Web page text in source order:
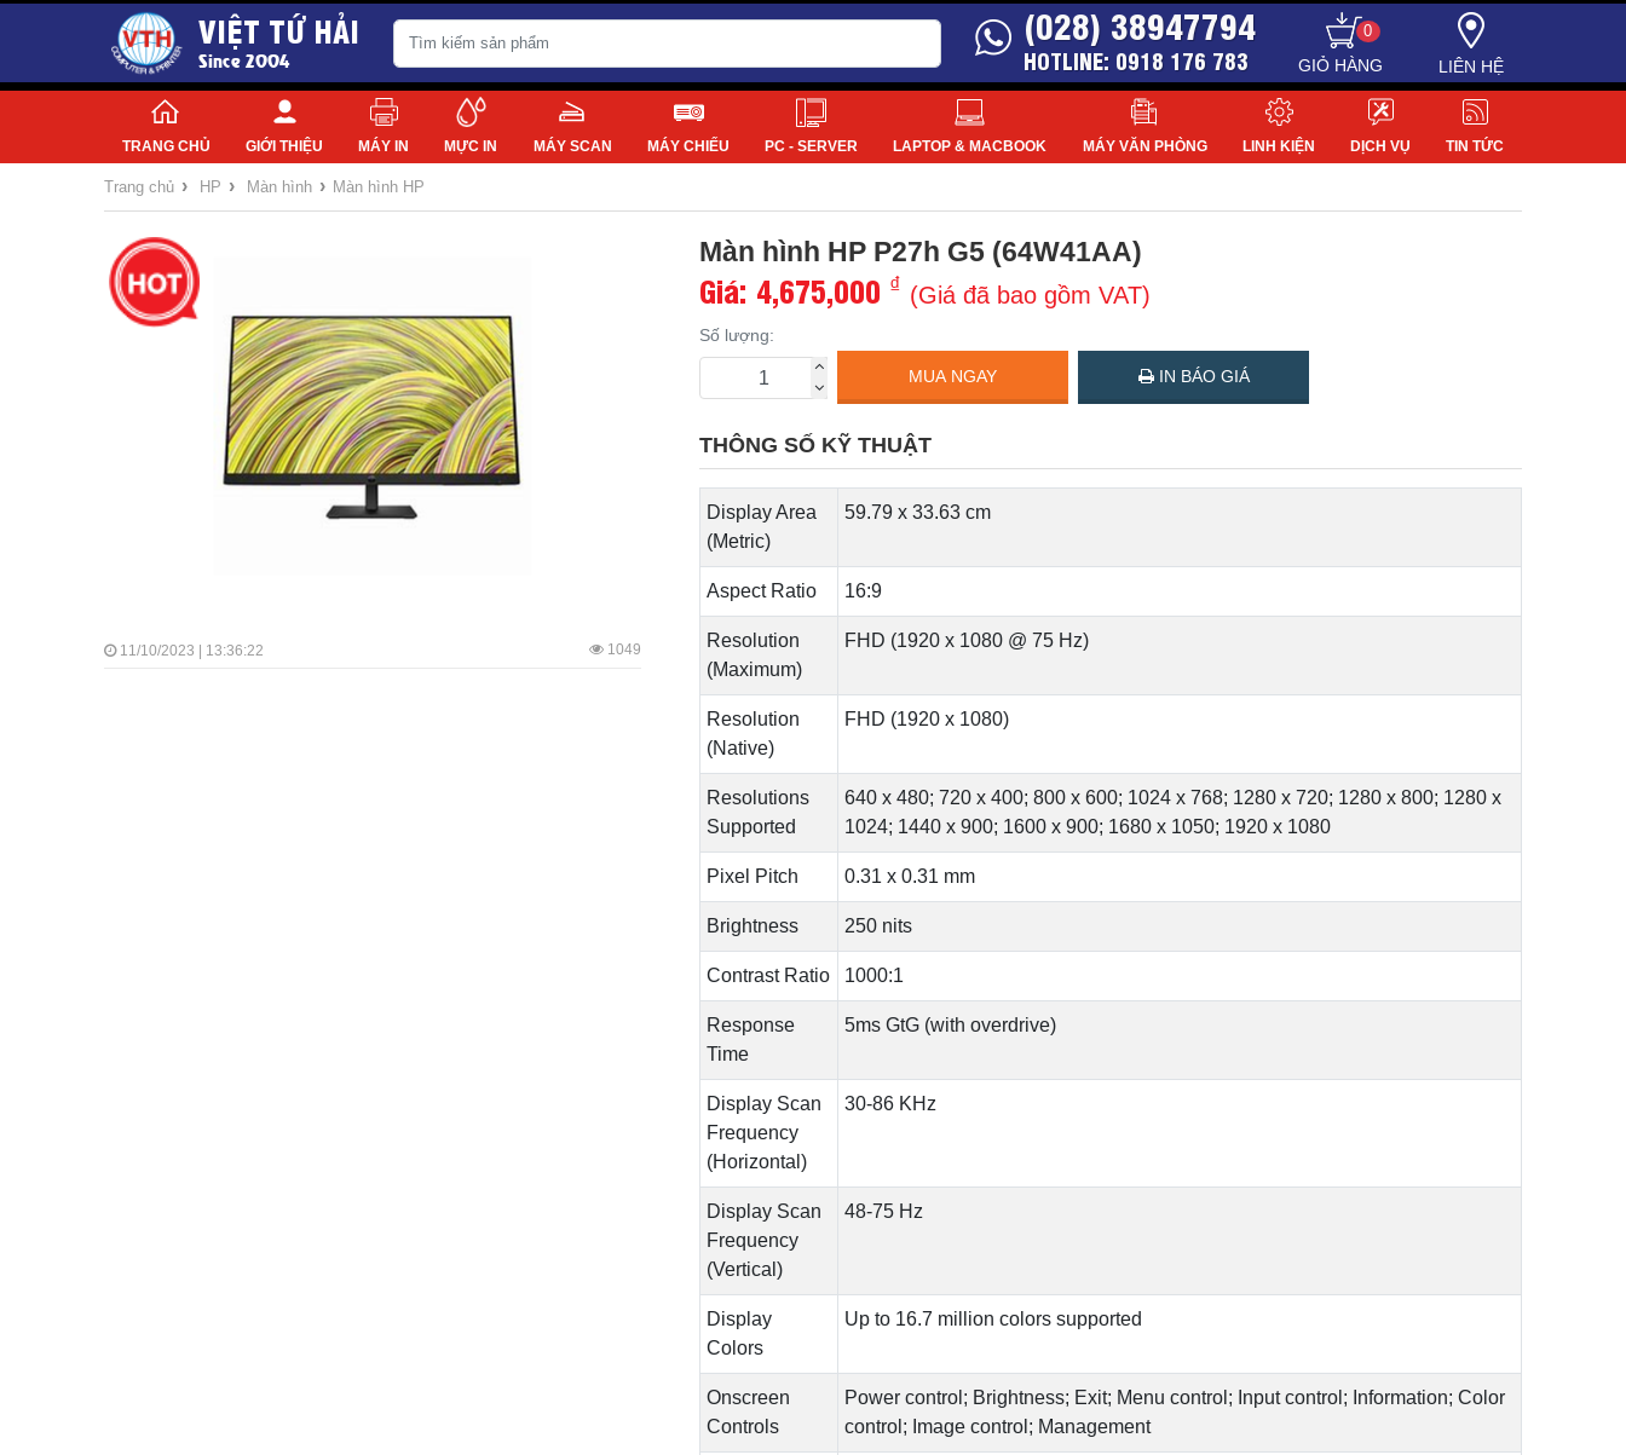
VIỆT TỨ HẢI
Since 2004
0
(028) 38947794
HOTLINE: 0918 176 783 LIÊN HỆ
TRANG CHỦ GIỚI THIỆU MÁY IN MỰC IN MÁY SCAN MÁY CHIẾU PC - SERVER LAPTOP & MACBOOK MÁY VĂN PHÒNG LINH KIỆN DỊCH VỤ TIN TỨC
Trang chủ › HP › Màn hình › Màn hình HP
11/10/2023 | 13:36:22 1049
Màn hình HP P27h G5 (64W41AA)
Giá: 4,675,000 ₫ (Giá đã bao gồm VAT)
Số lượng:
MUA NGAY IN BÁO GIÁ
THÔNG SỐ KỸ THUẬT
Display Area
(Metric)
59.79 x 33.63 cm
Aspect Ratio 16:9
Resolution
(Maximum)
FHD (1920 x 1080 @ 75 Hz)
Resolution
(Native)
FHD (1920 x 1080)
Resolutions
Supported
640 x 480; 720 x 400; 800 x 600; 1024 x 768; 1280 x 720; 1280 x 800; 1280 x
1024; 1440 x 900; 1600 x 900; 1680 x 1050; 1920 x 1080
Pixel Pitch 0.31 x 0.31 mm
Brightness 250 nits
Contrast Ratio 1000:1
Response
Time
5ms GtG (with overdrive)
Display Scan
Frequency
(Horizontal)
30-86 KHz
Display Scan
Frequency
(Vertical)
48-75 Hz
Display
Colors
Up to 16.7 million colors supported
Onscreen
Controls
Power control; Brightness; Exit; Menu control; Input control; Information; Color
control; Image control; Management